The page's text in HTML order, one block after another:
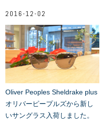
2016-12-02
Oliver Peoples Sheldrake plus
オリバーピープルズから新し
いサングラス入荷しました。